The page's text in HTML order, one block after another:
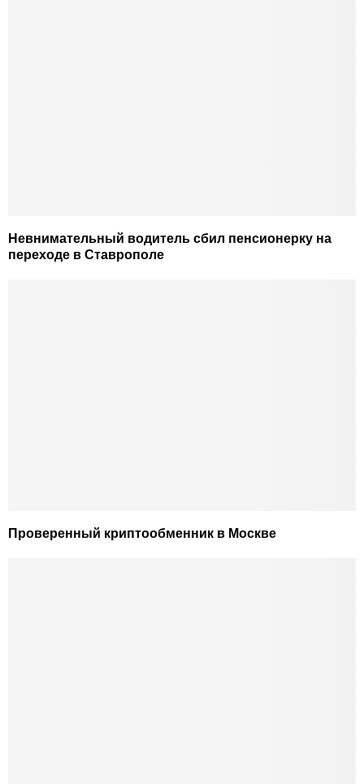
Невнимательный водитель сбил пенсионерку на
переходе в Ставрополе
Проверенный криптообменник в Москве